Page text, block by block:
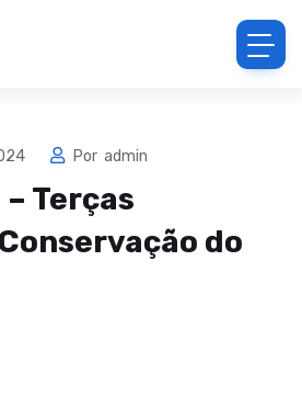
Por admin
Terças
do